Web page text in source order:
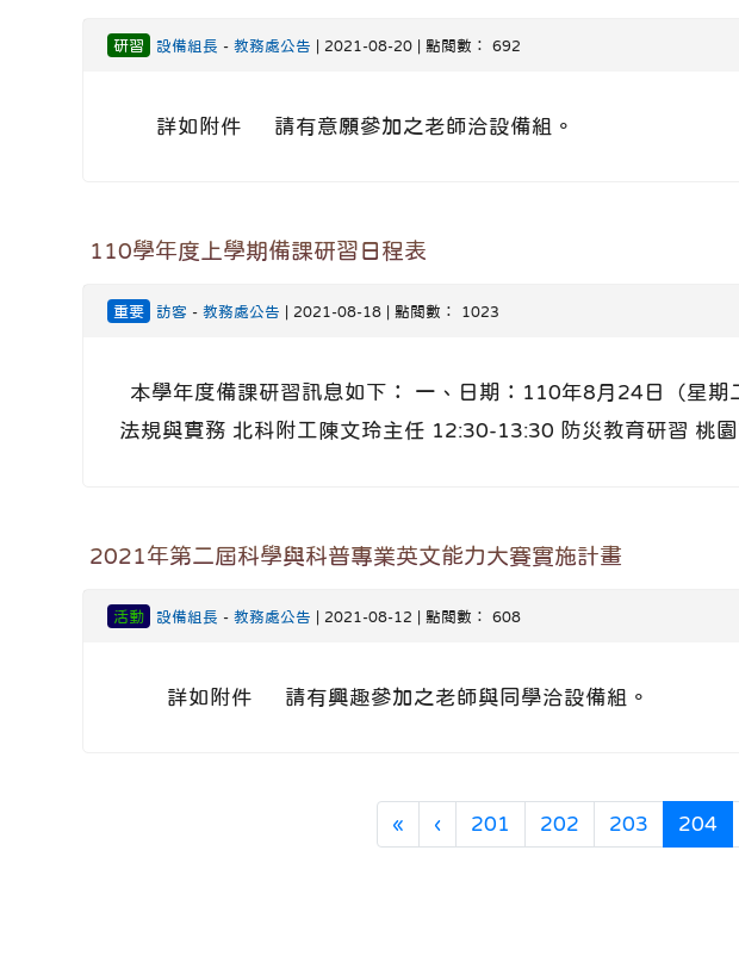
研習 設備組長 -教務處公告 | 2021-08-20 | 點閱數： 692
詳如附件 請有意願參加之老師洽設備組。
110學年度上學期備課研習日程表
重要 訪客 -教務處公告 | 2021-08-18 | 點閱數： 1023
本學年度備課研習訊息如下： 一、日期：110年8月24日（星
法規與實務 北科附工陳文玲主任 12:30-13:30 防災教育研習 桃園
2021年第二屆科學與科普專業英文能力大賽實施計畫
活動 設備組長 -教務處公告 | 2021-08-12 | 點閱數： 608
詳如附件 請有興趣參加之老師與同學洽設備組。
«第一頁
‹上一頁
201 202 203 204(